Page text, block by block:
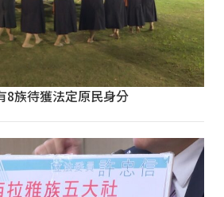
8族待獲法定原民身分